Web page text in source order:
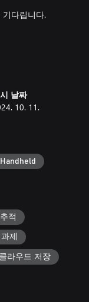
다립니다.
나, 보물을 찾아
의 "자질"을 갈고
차'를 타고 이동
할지 선택할 수
을 향상하고, 던
밖을 스치는 풍
차'에서 알찬
날짜
10. 11.
Handheld
적
제
라우드 저장